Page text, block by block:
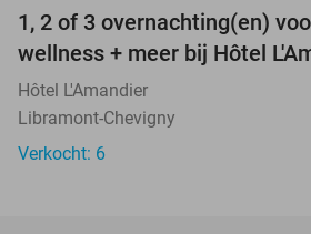
TODAY
1, 2 of 3 overnachting(en)
wellness + meer bij Hôtel
Hôtel L'Amandier
Libramont-Chevigny
Verkocht: 6